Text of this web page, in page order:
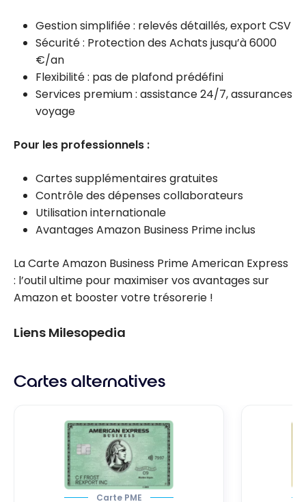
Gestion simplifiée : relevés détaillés, export CSV
Sécurité : Protection des Achats jusqu’à 6000
€/an
Flexibilité : pas de plafond prédéfini
Services premium : assistance 24/7, assurances
voyage
Pour les professionnels :
Cartes supplémentaires gratuites
Contrôle des dépenses collaborateurs
Utilisation internationale
Avantages Amazon Business Prime inclus
La Carte Amazon Business Prime American Express
: l’outil ultime pour maximiser vos avantages sur
Amazon et booster votre trésorerie !
Liens Milesopedia
Cartes alternatives
Carte PME